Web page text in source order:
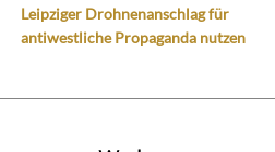
Leipziger Drohnenanschlag für
antiwestliche Propaganda nutzen